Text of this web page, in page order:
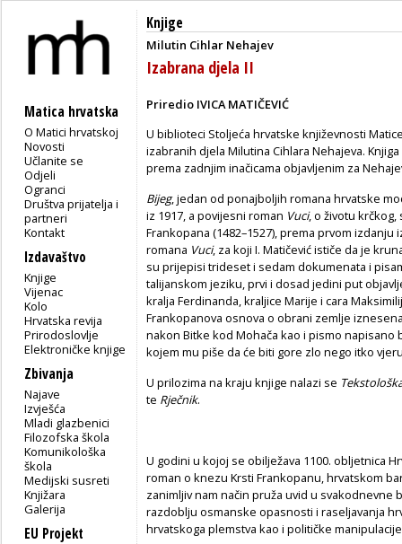
Matica hrvatska
O Matici hrvatskoj
Novosti
Učlanite se
Odjeli
Ogranci
Društva prijatelja i
partneri
Kontakt
Izdavaštvo
Knjige
Vijenac
Kolo
Hrvatska revija
Prirodoslovlje
Elektroničke knjige
Zbivanja
Najave
Izvješća
Mladi glazbenici
Filozofska škola
Komunikološka
škola
Medijski susreti
Knjižara
Galerija
EU Projekt
Knjige
Milutin Cihlar Nehajev
Izabrana djela II
Priredio IVICA MATIČEVIĆ
U biblioteci Stoljeća hrvatske književnosti
izabranih djela Milutina Cihlara Nehajeva.
prema zadnjim inačicama objavljenim za
Bijeg, jedan od ponajboljih romana hrvatske
iz 1917, a povijesni roman Vuci, o životu
Frankopana (1482–1527),prema prvom izdanju
romana Vuci, za koji I. Matičević ističe da je
su prijepisi trideset i sedam dokumenata i
talijanskom jeziku, prvi i dosad jedini put
kralja Ferdinanda, kraljice Marije i cara
Frankopanova osnova o obrani zemlje
nakon Bitke kod Mohača kao i pismo
kojem mu piše da će biti gore zlo nego itko
U prilozima na kraju knjige nalazi se
te Rječnik.
U godini u kojoj se obilježava 1100. obljetnica
roman o knezu Krsti Frankopanu, hrvatskom
zanimljiv nam način pruža uvid u svakodnevne
razdoblju osmanske opasnosti i raseljavanja
hrvatskoga plemstva kao i političke